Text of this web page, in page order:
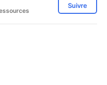
Suivre